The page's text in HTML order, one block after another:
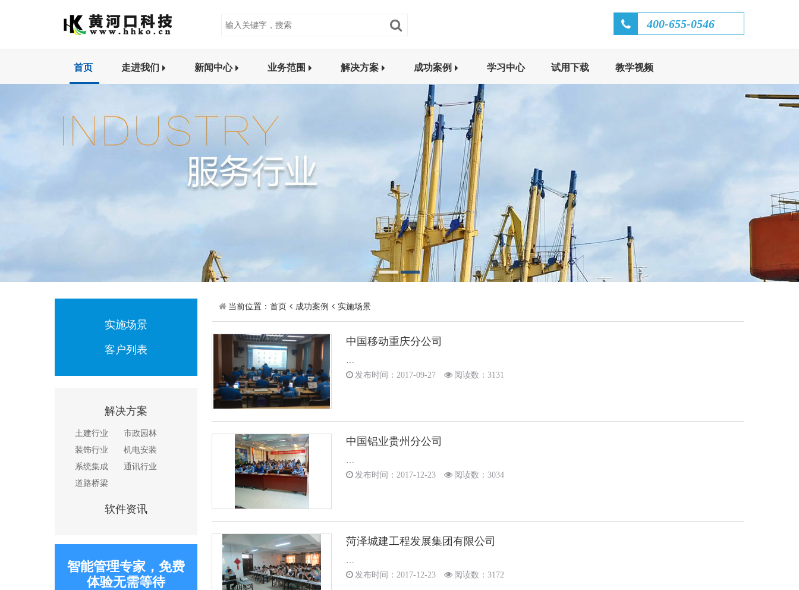
400-655-0546
首页 走进我们 新闻中心 业务范围 解决方案 成功案例 学习中心 试用下载 教学视频
实施场景
客户列表
解决方案
土建行业
市政园林
装饰行业
机电安装
系统集成
通讯行业
道路桥梁
软件资讯
智能管理专家，免费
体验无需等待
当前位置： 首页 成功案例 实施场景
中国移动重庆分公司
…
发布时间：2017-09-27
阅读数：3131
中国铝业贵州分公司
…
发布时间：2017-12-23
阅读数：3034
菏泽城建工程发展集团有限公司
…
发布时间：2017-12-23
阅读数：3172